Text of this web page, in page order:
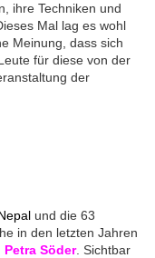
ihre Techniken und
Mal lag es wohl
Meinung, dass sich
für diese von der
der
und die 63
in den letzten Jahren
Petra Söder. Sichtbar